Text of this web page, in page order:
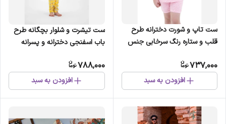
ست تاپ و شورت دخترانه طرح
قلب و ستاره رنگ سرخابی جنس
737,000
افزودن به سبد
ست تیشرت و شلوار بچگانه طرح
باب اسفنجی دخترانه و پسرانه
788,000
افزودن به سبد